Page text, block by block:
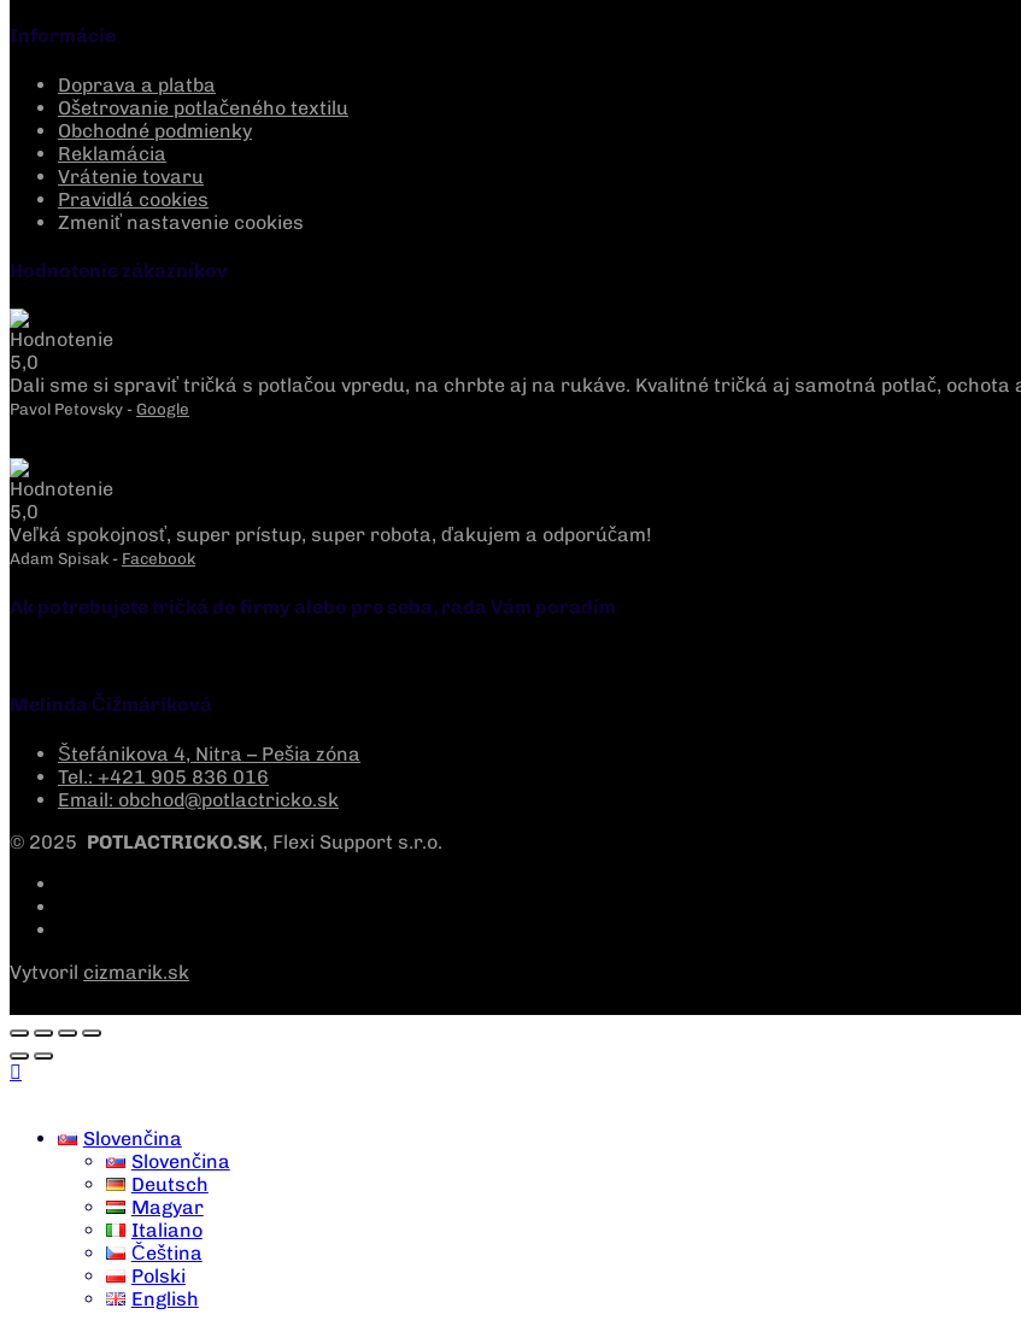
Informácie
Doprava a platba
Ošetrovanie potlačeného textilu
Obchodné podmienky
Reklamácia
Vrátenie tovaru
Pravidlá cookies
Zmeniť nastavenie cookies
Hodnotenie zákazníkov
Dali sme si spraviť tričká s potlačou vpredu, na chrbte aj na rukáve. Kvalitné tričká aj samotná potlač, ochota
Pavol Petovsky - Google
Veľká spokojnosť, super prístup, super robota, ďakujem a odporúčam!
Adam Spisak - Facebook
Ak potrebujete tričká do firmy alebo pre seba, rada Vám poradím
Melinda Čižmáriková
Štefánikova 4, Nitra – Pešia zóna
Tel.: +421 905 836 016
Email: obchod@potlactricko.sk
© 2025 POTLACTRICKO.SK, Flexi Support s.r.o.
Vytvoril cizmarik.sk
Slovenčina
Slovenčina
Deutsch
Magyar
Italiano
Čeština
Polski
English